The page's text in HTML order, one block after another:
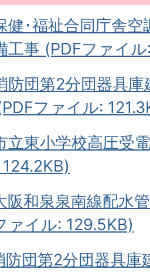
･福祉合同庁舎空
工事 (PDFファイ
団第2分団器具庫
ファイル:
東小学校高圧受
和泉泉南線配水
ァイル: 129.5KB)
団第2分団器具庫